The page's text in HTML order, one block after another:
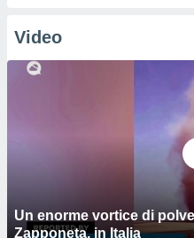
Video
Un enorme vortice di
Zapponeta, in Italia